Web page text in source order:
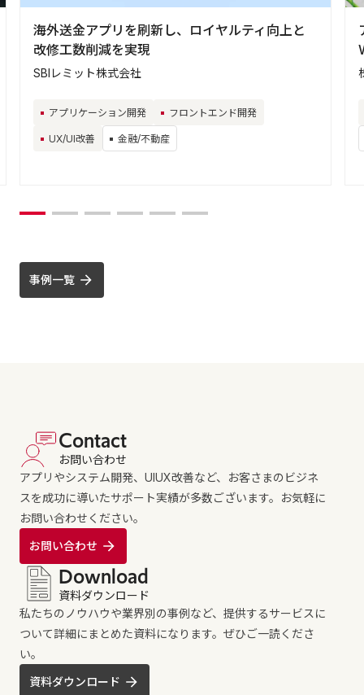
海外送金アプリを刷新し、ロイヤルティ向上と
改修工数削減を実現
SBIレミット株式会社
アプリケーション開発 フロントエンド開発
UX/UI改善 金融/不動産
事例一覧
Contact
お問い合わせ
アプリやシステム開発、UIUX改善など、お客さまのビジネ
スを成功に導いたサポート実績が多数ございます。お気軽に
お問い合わせください。
お問い合わせ
Download
資料ダウンロード
私たちのノウハウや業界別の事例など、提供するサービスに
ついて詳細にまとめた資料になります。ぜひご一読くださ
い。
資料ダウンロード